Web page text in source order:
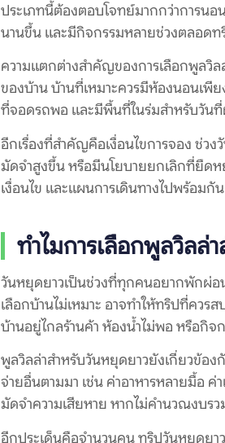
ประเภทนี้ต้องตอบโจทย์มากกว่าการนอ
นานขึ้น และมีกิจกรรมหลายช่วงตลอดท
ความแตกต่างสำคัญของการเลือกพูลวิล
ของบ้าน บ้านที่เหมาะควรมีห้องนอนเพี
ที่จอดรถพอ และมีพื้นที่ในร่มสำหรับวัน
อีกเรื่องที่สำคัญคือเงื่อนไขการจอง ช่ว
มัดจำสูงขึ้น หรือมีนโยบายยกเลิกที่ยืด
เงื่อนไข และแผนการเดินทางไปพร้อมกัน
ทำไมการเลือกพูลวิลล่
วันหยุดยาวเป็นช่วงที่ทุกคนอยากพักผ่อ
เลือกบ้านไม่เหมาะ อาจทำให้ทริปที่ควร
บ้านอยู่ไกลร้านค้า ห้องน้ำไม่พอ หรือกิจก
พูลวิลล่าสำหรับวันหยุดยาวยังเกี่ยวข้อง
จ่ายอื่นตามมา เช่น ค่าอาหารหลายมื้อ ค่
มัดจำความเสียหาย หากไม่คำนวณงบร
อีกประเด็นคือจำนวนคน ทริปวันหยุดย